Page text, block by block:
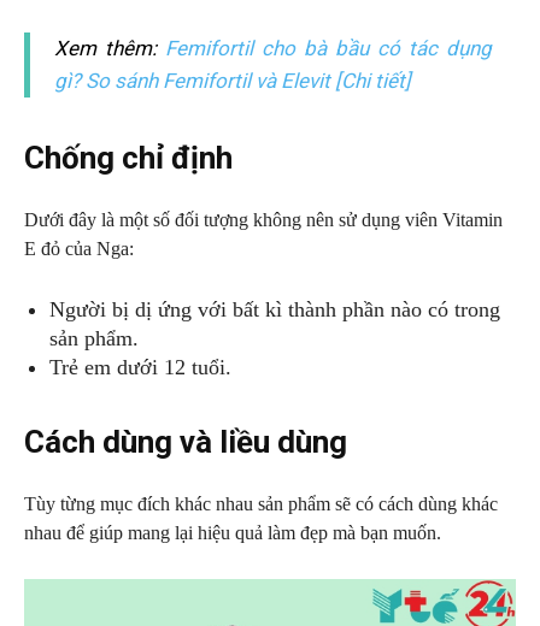
Xem thêm: Femifortil cho bà bầu có tác dụng
gì? So sánh Femifortil và Elevit [Chi tiết]
Chống chỉ định
Dưới đây là một số đối tượng không nên sử dụng viên Vitamin
E đỏ của Nga:
Người bị dị ứng với bất kì thành phần nào có trong
sản phẩm.
Trẻ em dưới 12 tuổi.
Cách dùng và liều dùng
Tùy từng mục đích khác nhau sản phẩm sẽ có cách dùng khác
nhau để giúp mang lại hiệu quả làm đẹp mà bạn muốn.